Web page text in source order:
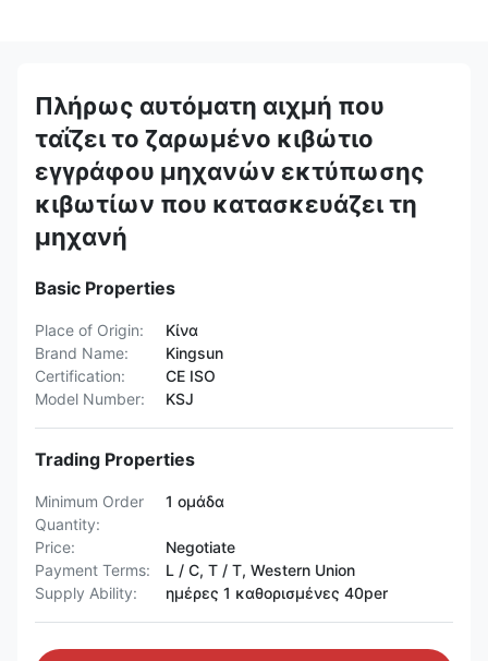
Πλήρως αυτόματη αιχμή που
ταΐζει το ζαρωμένο κιβώτιο
εγγράφου μηχανών εκτύπωσης
κιβωτίων που κατασκευάζει τη
μηχανή
Basic Properties
Place of Origin:
Κίνα
Brand Name:
Kingsun
Certification:
CE ISO
Model Number:
KSJ
Trading Properties
Minimum Order
Quantity:
1 ομάδα
Price:
Negotiate
Payment Terms:
L / C, T / T, Western Union
Supply Ability:
ημέρες 1 καθορισμένες 40per